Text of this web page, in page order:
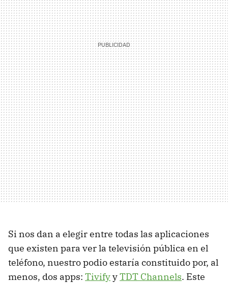
Si nos dan a elegir entre todas las aplicaciones
que existen para ver la televisión pública en el
teléfono, nuestro podio estaría constituido por, al
menos, dos apps: TivifyyTDT Channels. Este